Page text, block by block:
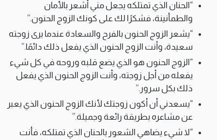
“الحنان الذي تمتلكه يجعل مني أشعر بالأمان
والطمأنينة، فشكرًا لك على كونك الزوج الحنون.”
“يشعر الزوج الحنون بالفرح والسعادة عندما يرى زوجته
سعيدة، وأنت الزوج الحنون الذي يفعل ذلك دائمًا.”
“الزوج الحنون هو الذي يضع قلبه وروحه في كل شيء
يفعله من أجل زوجته، وأنت الزوج الحنون الذي يفعل
ذلك بكل سرور.”
“يسعدني أن أكون زوجتك لأنك الزوج الحنون الذي يعبر
عن مشاعره بطريقة رائعة وجميلة.”
“لا شيء يضاهي الشعور بالحنان الذي تمتلكه، فأنت